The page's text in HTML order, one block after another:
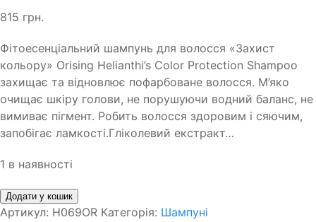
815 грн.
Фітоесенціальний шампунь для волосся «Захист
кольору» Orising Helianthi’s Color Protection Shampoo
захищає та відновлює пофарбоване волосся. М’яко
очищає шкіру голови, не порушуючи водний баланс, не
вимиває пігмент. Робить волосся здоровим і сяючим,
запобігає ламкості.Гліколевий екстракт…
1 в наявності
Додати у кошик
Артикул: H069OR Категорія: Шампуні